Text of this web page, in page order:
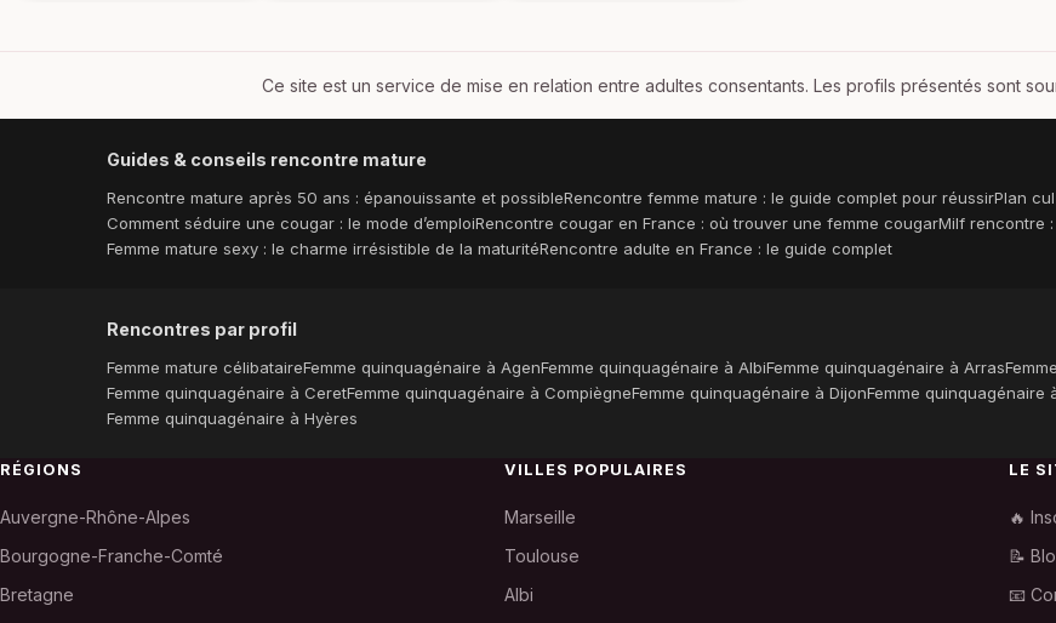
Ce site est un service de mise en relation entre adultes consentants. Les profils présentés sont
Guides & conseils rencontre mature
Rencontre mature après 50 ans : épanouissante et possibleRencontre femme mature : le guide complet pour réussirPlan
Comment séduire une cougar : le mode d’emploiRencontre cougar en France : où trouver une femme cougarMilf rencontre
Femme mature sexy : le charme irrésistible de la maturitéRencontre adulte en France : le guide complet
Rencontres par profil
Femme mature célibataireFemme quinquagénaire à AgenFemme quinquagénaire à AlbiFemme quinquagénaire à Arras
Femme quinquagénaire à CeretFemme quinquagénaire à CompiègneFemme quinquagénaire à DijonFemme quinquagénaire
Femme quinquagénaire à Hyères
RÉGIONS
Auvergne-Rhône-Alpes
Bourgogne-Franche-Comté
Bretagne
VILLES POPULAIRES
Marseille
Toulouse
Albi
LE
🔥
📝
📧